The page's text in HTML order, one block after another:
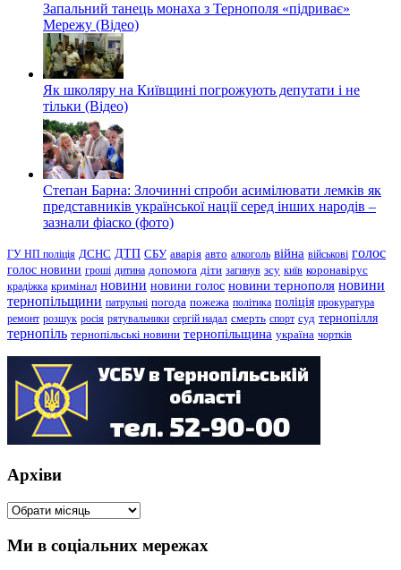
Запальний танець монаха з Тернополя «підриває»
Мережу (Відео)
Як школяру на Київщині погрожують депутати і не
тільки (Відео)
Степан Барна: Злочинні спроби асимілювати лемків як
представників української нації серед інших народів –
зазнали фіаско (фото)
ГУ НП поліція ДСНС ДТП СБУ аварія авто алкоголь війна військові голос
голос новини гроші дитина допомога діти загинув зсу київ коронавірус
крадіжка кримінал новини новини голос новини тернополя новини
тернопільщини патрульні погода пожежа політика поліція прокуратура
ремонт розшук росія рятувальники сергій надал смерть спорт суд тернопілля
тернопіль тернопільські новини тернопільщина україна чортків
Архіви
Архіви
Ми в соціальних мережах